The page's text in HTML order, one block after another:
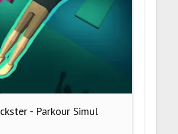
- Parkour Simul